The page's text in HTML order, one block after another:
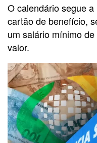
O calendário segue
cartão de benefício,
um salário mínimo
valor.